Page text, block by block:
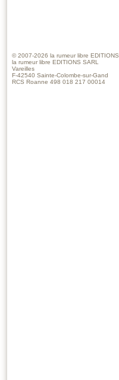
© 2007-2026 la rumeur libre EDITIONS
la rumeur libre EDITIONS SARL
Vareilles
F-42540 Sainte-Colombe-sur-Gand
RCS Roanne 498 018 217 00014